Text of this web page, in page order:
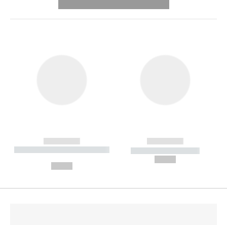
------------
----------- ----------- --------
------------
----------- -----------